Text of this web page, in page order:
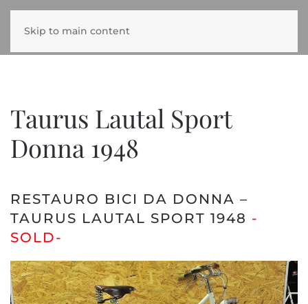
Skip to main content
Taurus Lautal Sport
Donna 1948
RESTAURO BICI DA DONNA –
TAURUS LAUTAL SPORT 1948 -
SOLD-